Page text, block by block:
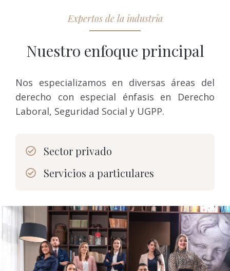
Expertos de la industria
Nuestro enfoque principal
Nos especializamos en diversas áreas del
derecho con especial énfasis en Derecho
Laboral, Seguridad Social y UGPP.
Sector privado
Servicios a particulares